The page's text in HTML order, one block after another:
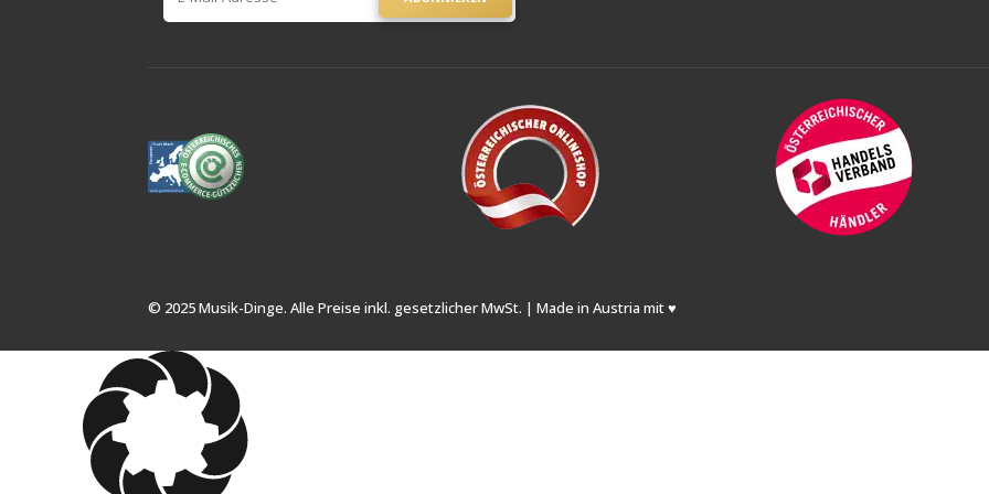
© 2025 Musik-Dinge. Alle Preise inkl. gesetzlicher MwSt. | Made in Austria mit ♥